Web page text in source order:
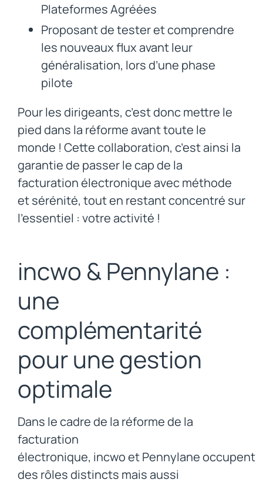
Plateformes Agréées
Proposant de tester et comprendre
les nouveaux flux avant leur
généralisation, lors d’une phase
pilote
Pour les dirigeants, c’est donc mettre le
pied dans la réforme avant toute le
monde ! Cette collaboration, c’est ainsi la
garantie de passer le cap de la
facturation électronique avec méthode
et sérénité, tout en restant concentré sur
l’essentiel : votre activité !
incwo & Pennylane :
une
complémentarité
pour une gestion
optimale
Dans le cadre de la réforme de la
facturation
électronique, incwo et Pennylane occupent
des rôles distincts mais aussi